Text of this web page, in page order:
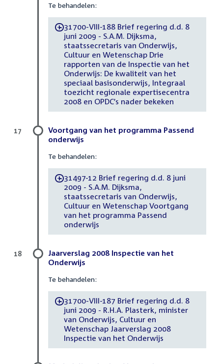
Te behandelen:
-31700-VIII-188 Brief regering d.d. 8
juni 2009 - S.A.M. Dijksma,
staatssecretaris van Onderwijs,
Cultuur en Wetenschap Drie
rapporten van de Inspectie van het
Onderwijs: De kwaliteit van het
speciaal basisonderwijs, Integraal
toezicht regionale expertisecentra
2008 en OPDC’s nader bekeken
Voortgang van het programma Passend
onderwijs
Te behandelen:
-31497-12 Brief regering d.d. 8 juni
2009 - S.A.M. Dijksma,
staatssecretaris van Onderwijs,
Cultuur en Wetenschap Voortgang
van het programma Passend
onderwijs
17
Jaarverslag 2008 Inspectie van het
Onderwijs
Te behandelen:
-31700-VIII-187 Brief regering d.d. 8
juni 2009 - R.H.A. Plasterk, minister
van Onderwijs, Cultuur en
Wetenschap Jaarverslag 2008
Inspectie van het Onderwijs
18